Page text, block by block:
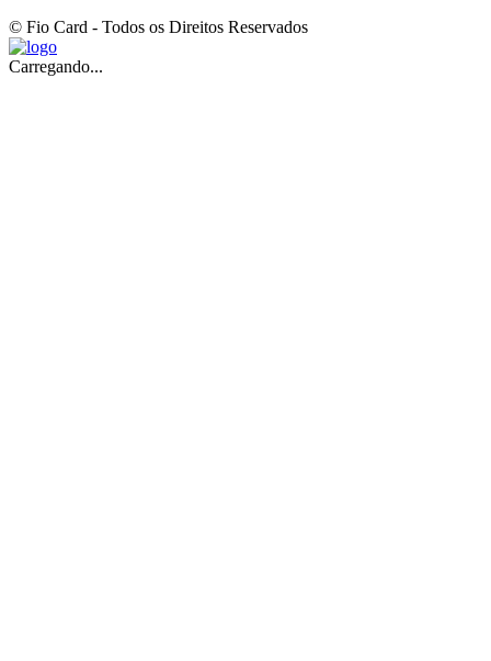
© Fio Card - Todos os Direitos Reservados
Carregando...